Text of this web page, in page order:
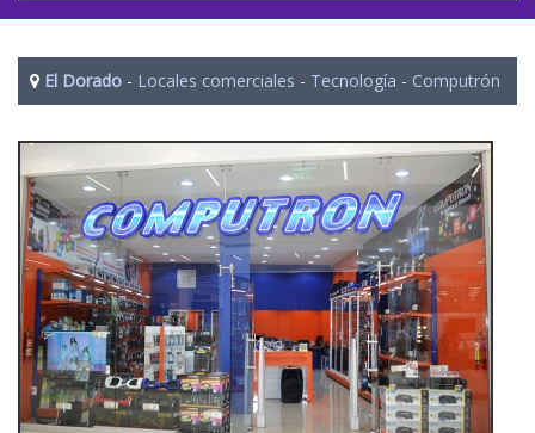
El Dorado - Locales comerciales - Tecnología - Computrón